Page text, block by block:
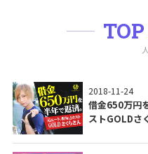
2018-11-24
借金650万円
ストGOLDさ